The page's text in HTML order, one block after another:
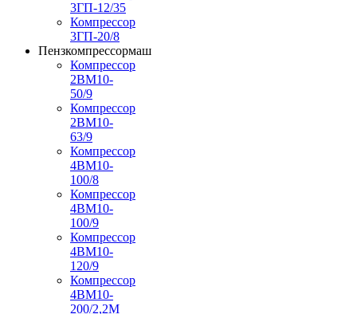
3ГП-12/35
Компрессор
3ГП-20/8
Пензкомпрессормаш
Компрессор
2ВМ10-
50/9
Компрессор
2ВМ10-
63/9
Компрессор
4ВМ10-
100/8
Компрессор
4ВМ10-
100/9
Компрессор
4ВМ10-
120/9
Компрессор
4ВМ10-
200/2,2М